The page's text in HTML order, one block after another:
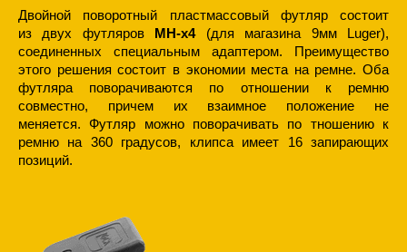
Двойной поворотный пластмассовый футляр состоит
издвух футляров MH-x4 (для магазина 9мм Luger),
соединенных специальным адаптером. Преимущество
этого решения состоит в экономии места на ремне. Оба
футляра поворачиваются по отношении к ремню
совместно, причем их взаимное положение не
меняется.Футляр можно поворачивать по тношению к
ремню на 360 градусов, клипса имеет 16 запирающих
позиций.